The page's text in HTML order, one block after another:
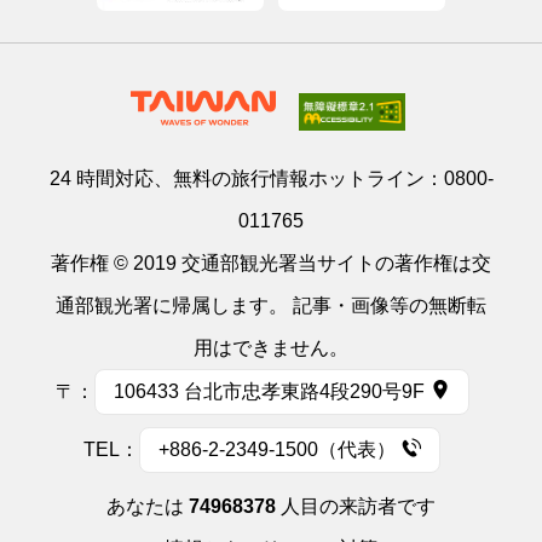
24 時間対応、無料の旅行情報ホットライン： 0800-
011765
著作権 © 2019 交通部観光署当サイトの著作権は交
通部観光署に帰属します。 記事・画像等の無断転
用はできません。
〒： 106433 台北市忠孝東路4段290号9F
TEL： +886-2-2349-1500（代表）
あなたは 74968378 人目の来訪者です